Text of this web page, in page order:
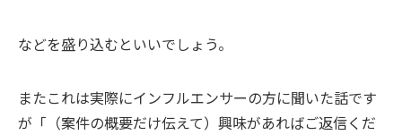
などを盛り込むといいでしょう。
またこれは実際にインフルエンサーの方に聞いた話です
が「（案件の概要だけ伝えて）興味があればご返信くだ